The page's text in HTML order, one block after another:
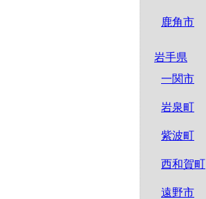
鹿角市
岩手県
一関市
岩泉町
紫波町
西和賀町
遠野市